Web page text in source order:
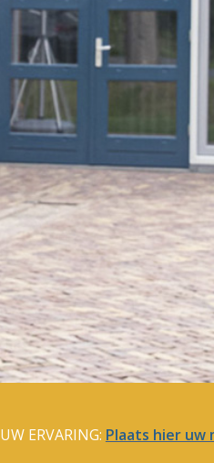
UW ERVARING: Plaats hier uw